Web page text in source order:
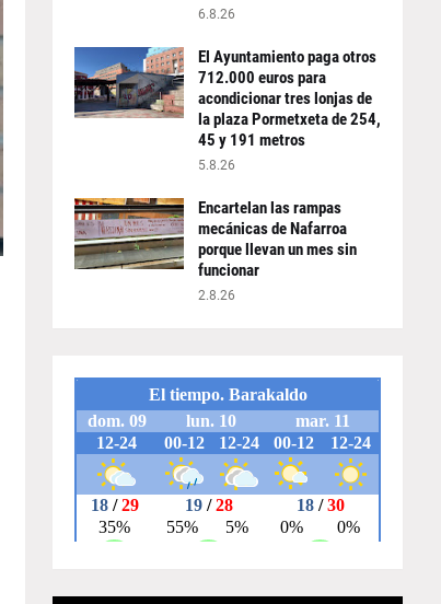
6.8.26
El Ayuntamiento paga otros
712.000 euros para
acondicionar tres lonjas de
la plaza Pormetxeta de 254,
45 y 191 metros
5.8.26
Encartelan las rampas
mecánicas de Nafarroa
porque llevan un mes sin
funcionar
2.8.26